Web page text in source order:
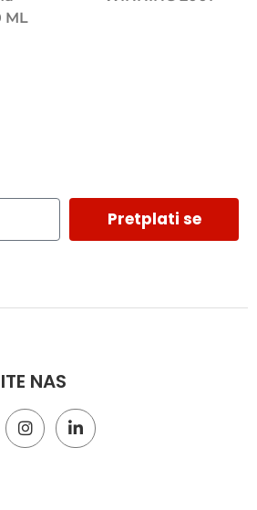
ML
Pretplati se
NAS